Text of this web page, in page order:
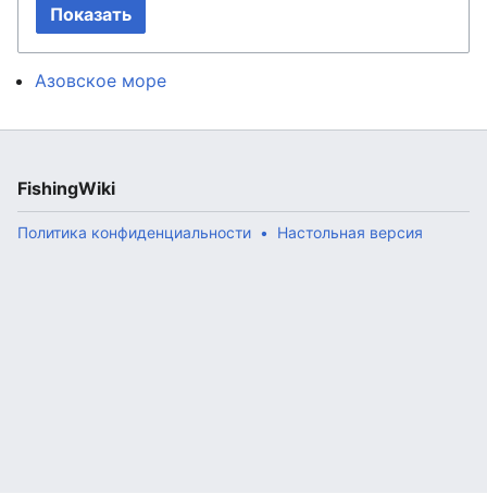
Показать
Азовское море
FishingWiki
Политика конфиденциальности Настольная версия